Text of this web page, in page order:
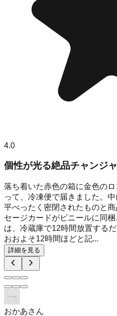
4.0
個性が光る絶品チャンジャ
落ち着いた赤色の箱に金色の
って、冷凍便で届きました。
平べったく密閉されたものと
セージカードがビニールに同
は、冷蔵庫で12時間放置する
おおよそ12時間ほどと記...
詳細を見る
おかあさん